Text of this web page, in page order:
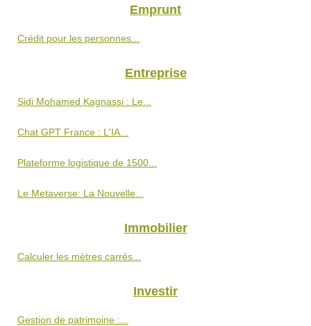
Emprunt
Crédit pour les personnes...
Entreprise
Sidi Mohamed Kagnassi : Le...
Chat GPT France : L'IA...
Plateforme logistique de 1500...
Le Metaverse: La Nouvelle...
Immobilier
Calculer les mètres carrés...
Investir
Gestion de patrimoine :...